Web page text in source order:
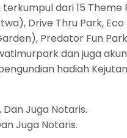
dari 15 Theme
Drive Thru Park,
Predator Fun
dan juga
hadiah
Juga Notaris.